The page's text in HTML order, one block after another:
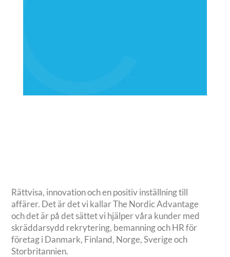
Rättvisa, innovation och en positiv inställning till
affärer. Det är det vi kallar The Nordic Advantage
och det är på det sättet vi hjälper våra kunder med
skräddarsydd rekrytering, bemanning och HR för
företag i Danmark, Finland, Norge, Sverige och
Storbritannien.